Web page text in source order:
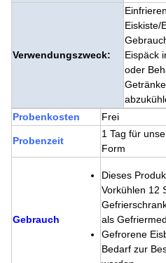
Verwendungszweck:
Eiskiste/
Eispäck
oder
Probenkosten
Frei
Probenzeit
1 Tag für
Form
Gebrauch
Dieses
Vorkühlen 12
als
Gefrorene
Bedarf zur